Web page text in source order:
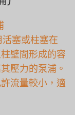
塞或柱塞在
壁間形成的容
壓力的泵浦。
流量較小，適